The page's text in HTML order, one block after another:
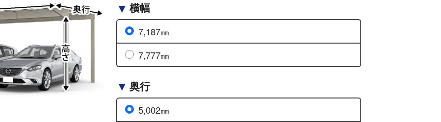
横幅
7,187㎜
7,777㎜
奥行
5,002㎜